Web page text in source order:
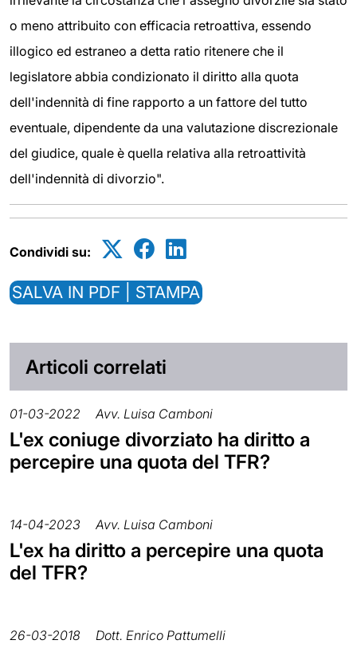
o meno attribuito con efficacia retroattiva, essendo
illogico ed estraneo a detta ratio ritenere che il
legislatore abbia condizionato il diritto alla quota
dell'indennità di fine rapporto a un fattore del tutto
eventuale, dipendente da una valutazione discrezionale
del giudice, quale è quella relativa alla retroattività
dell'indennità di divorzio".
Condividi su:
SALVA IN PDF | STAMPA
Articoli correlati
01-03-2022 Avv. Luisa Camboni
L'ex coniuge divorziato ha diritto a
percepire una quota del TFR?
14-04-2023 Avv. Luisa Camboni
L'ex ha diritto a percepire una quota
del TFR?
26-03-2018 Dott. Enrico Pattumelli